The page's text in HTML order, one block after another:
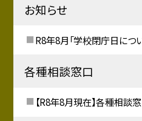
お知らせ
R8年8月「学校閉庁日につい
各種相談窓口
【R8年8月現在】各種相談